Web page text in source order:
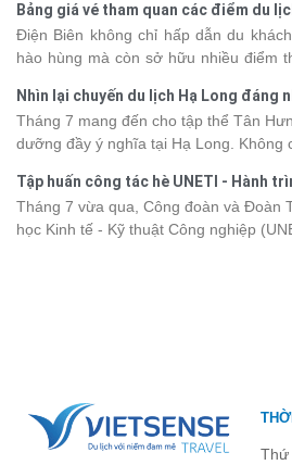
khác nhau, khiến nhiều du khách băn
dưới đây sẽ cập nhật bảng giá tour du
2026 từ 3 - 6 sao, giúp bạn dễ dàng
trình phù hợp với nhu cầu cũng như
Bảng giá vé tham quan các điểm du
2026
Điện Biên không chỉ hấp dẫn du
hào hùng mà còn sở hữu nhiều điểm
phá vùng đất này, việc cập nhật
động hơn trong lịch trình và chi phí.
khảo bảng giá vé tham quan các điểm
năm 2026 ngay dưới đây.
Nhìn lại chuyến du lịch Hạ Long đáng
Hưng 2026
Tháng 7 mang đến cho tập thể Tân
dưỡng đầy ý nghĩa tại Hạ Long. Không
kết, sẻ chia và lưu giữ nhiều khoảnh
nhìn lại chuyến đi ngập tràn niềm vui
quên.
Tập huấn công tác hè UNETI - Hành
Đồ Sơn
Tháng 7 vừa qua, Công đoàn và Đoàn
học Kinh tế - Kỹ thuật Công nghiệp
Thứ